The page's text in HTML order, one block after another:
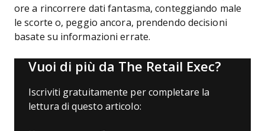
ore a rincorrere dati fantasma, conteggiando male
le scorte o, peggio ancora, prendendo decisioni
basate su informazioni errate.
Vuoi di più da The Retail Exec?
Iscriviti gratuitamente per completare la
lettura di questo articolo: